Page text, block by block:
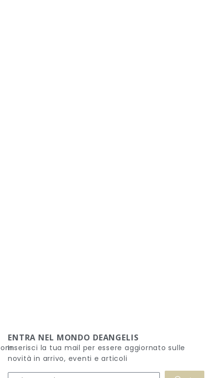
ENTRA NEL MONDO DEANGELIS
Inserisci la tua mail per essere aggiornato sulle
novità in arrivo, eventi e articoli